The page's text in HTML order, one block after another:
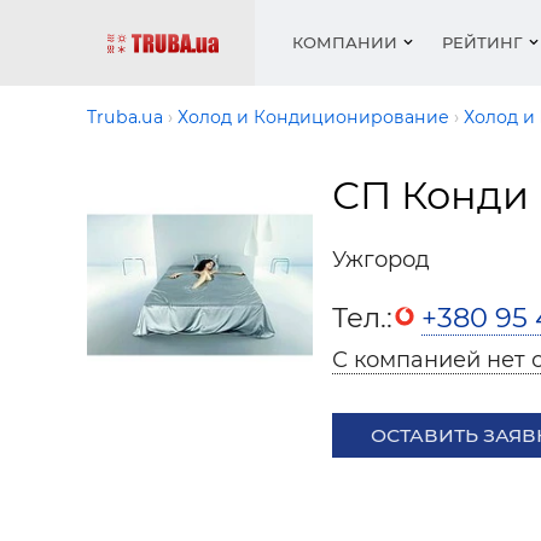
КОМПАНИИ
Котлы
РЕЙТИНГ
Работа
Разное
Холод,
Котлы
Монтаж
Акции
Фото
Truba.ua Холод и Кондиционирование Холод
СП Конди
Ужгород
Тел.: +380 95
С компанией нет
ОСТАВИТЬ